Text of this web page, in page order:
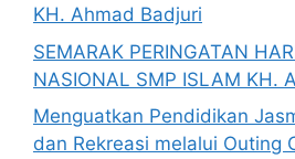
KH. Ahmad Badjuri
SEMARAK PERINGATAN
NASIONAL SMP ISLAM KH.
Menguatkan Pendidikan
dan Rekreasi melalui Outing